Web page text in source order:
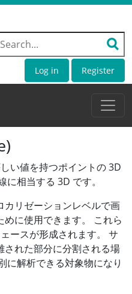
Log in Register
い値を持つポイントの 3D
相当する 3D です。
リゼーションレベルで画
に使用できます。 これら
ースが形成されます。 サ
された部分に分割される場
に解析できる対象物になり